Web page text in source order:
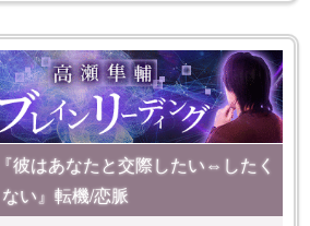
彼はあなたと交際したい⇔したく
ない』転機/恋脈